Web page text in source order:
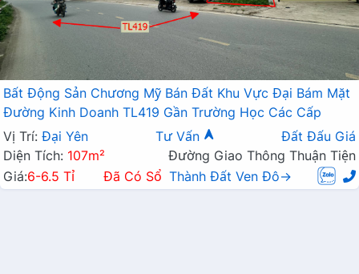
Bất Động Sản Chương Mỹ Bán Đất Khu Vực Đại Bám Mặt
Đường Kinh Doanh TL419 Gần Trường Học Các Cấp
Vị Trí: Đại Yên Tư Vấn
Đất Đấu Giá
Diện Tích: 107m²
Đường Giao Thông Thuận Tiện
Giá:6-6.5 Tỉ Đã Có Sổ Thành Đất Ven Đô→